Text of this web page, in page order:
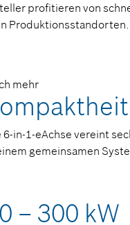
profitieren von
Produktionsstandorten.
mehr
6-in-1-eAchse vereint
gemeinsamen
– 300 kW